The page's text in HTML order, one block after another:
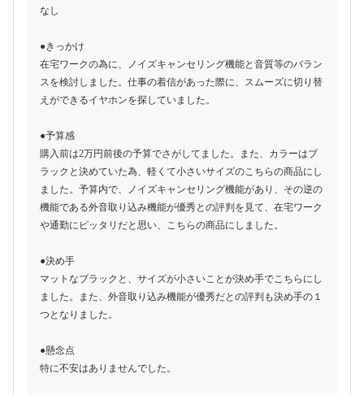
なし
●きっかけ
在宅ワークの為に、ノイズキャンセリング機能と音質等のバラン
スを検討しました。仕事の着信があった際に、スムーズに切り替
えができるイヤホンを探していました。
●予算感
購入前は2万円前後の予算でさがしてました。また、カラーはブ
ラックと決めていた為、軽くて小さいサイズのこちらの商品にし
ました。予算内で、ノイズキャンセリング機能があり、その逆の
機能である外音取り込み機能が優秀との評判を見て、在宅ワーク
や通勤にピッタリだと思い、こちらの商品にしました。
●決め手
マットなブラックと、サイズが小さいことが決め手でこちらにし
ました。また、外音取り込み機能が優秀だとの評判も決め手の１
つとなりました。
●懸念点
特に不安はありませんでした。